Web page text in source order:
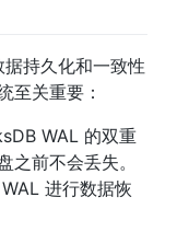
持久化和一致性
至关重要：
WAL 的双重
之前不会丢失。
进行数据恢